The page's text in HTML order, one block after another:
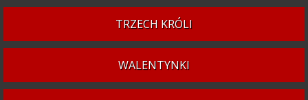
TRZECH KRÓLI
WALENTYNKI